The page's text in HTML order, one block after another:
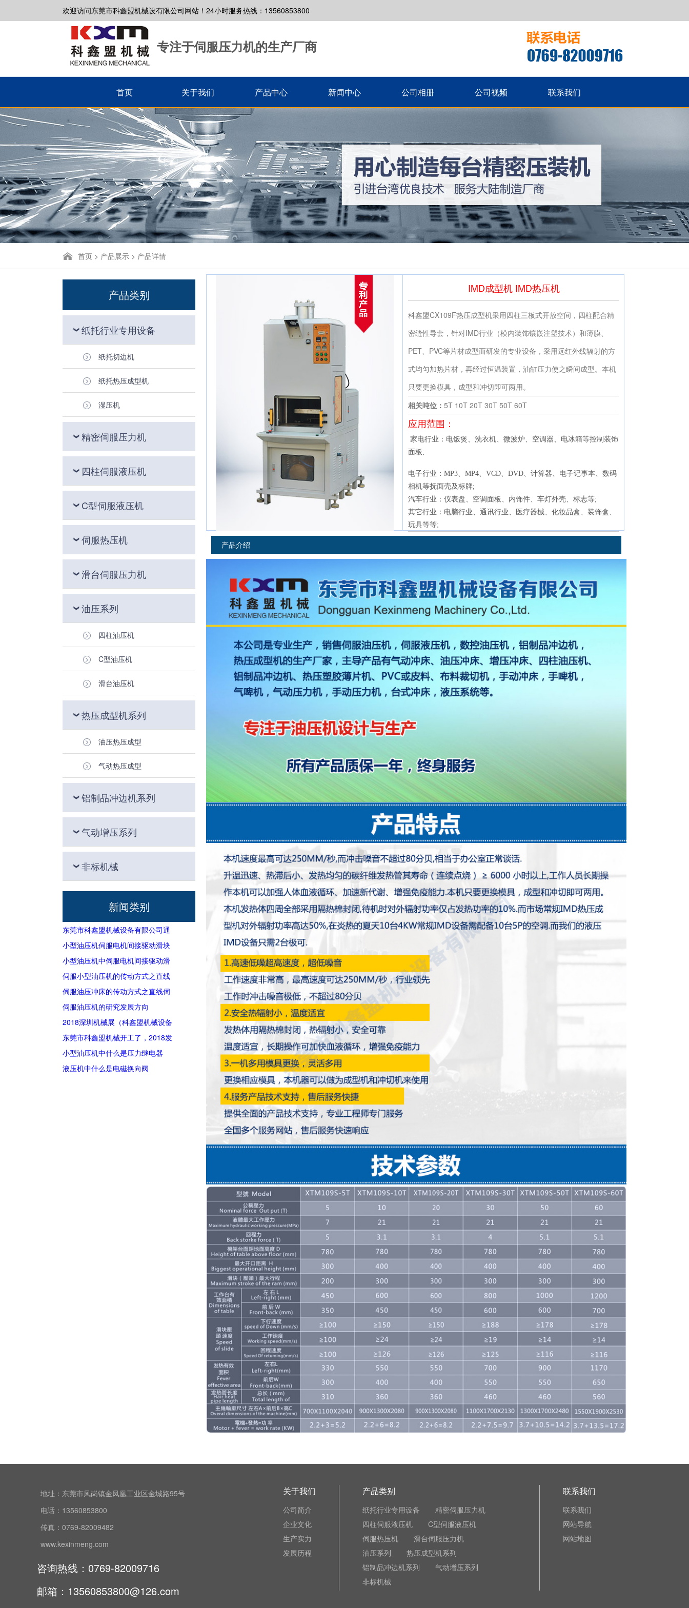
欢迎访问东莞市科鑫盟机械设有限公司网站！24小时服务热线：13560853800
专注于伺服压力机的生产厂商
首页 关于我们 产品中心 新闻中心 公司相册 公司视频 联系我们
首页 > 产品展示 > 产品详情
产品类别
纸托行业专用设备
纸托切边机
纸托热压成型机
湿压机
精密伺服压力机
四柱伺服液压机
C型伺服液压机
伺服热压机
滑台伺服压力机
油压系列
四柱油压机
C型油压机
滑台油压机
热压成型机系列
油压热压成型
气动热压成型
铝制品冲边机系列
气动增压系列
非标机械
新闻类别
东莞市科鑫盟机械设备有限公司通
过2018年高新技术企业
小型油压机伺服电机间接驱动滑块
小型油压机中伺服电机间接驱动滑
块
伺服小型油压机的传动方式之直线
伺服电机直接驱动滑块
伺服油压冲床的传动方式之直线伺
服电机直接驱动滑块
伺服油压机的研究发展方向
2018深圳机械展（科鑫盟机械设备
有限公司），深圳展馆3G24号，欢
迎新老客户莅临参观
东莞市科鑫盟机械开工了，2018发
发发
小型油压机中什么是压力继电器
液压机中什么是电磁换向阀
IMD成型机 IMD热压机
科鑫盟CX109F热压成型机采用四柱三板式开放空间，四柱配合精
密缝性导套，针对IMD行业（模内装饰镶嵌注塑技术）和薄膜、
PET、PVC等片材成型而研发的专业设备，采用远红外线辐射的方
式均匀加热片材，再经过恒温装置，油缸压力使之瞬间成型。本机
只要更换模具，成型和冲切即可两用。
相关吨位： 5T 10T 20T 30T 50T 60T
应用范围：
家电行业：电饭煲、洗衣机、微波炉、空调器、电冰箱等控制装饰
面板;
电子行业：MP3、MP4、VCD、DVD、计算器、电子记事本、数码
相机等抚面壳及标牌;
汽车行业：仪表盘、空调面板、内饰件、车灯外壳、标志等;
其它行业：电脑行业、通讯行业、医疗器械、化妆品盒、装饰盒、
玩具等等;
产品介绍
地址：东莞市凤岗镇金凤凰工业区金城路95号
电话：13560853800
传真：0769-82009482
www.kexinmeng.com
咨询热线：0769-82009716
邮箱：13560853800@126.com
关于我们
公司简介
企业文化
生产实力
发展历程
产品类别
纸托行业专用设备
精密伺服压力机
四柱伺服液压机
C型伺服液压机
伺服热压机
滑台伺服压力机
油压系列
热压成型机系列
铝制品冲边机系列
气动增压系列
非标机械
联系我们
联系我们
网站导航
网站地图